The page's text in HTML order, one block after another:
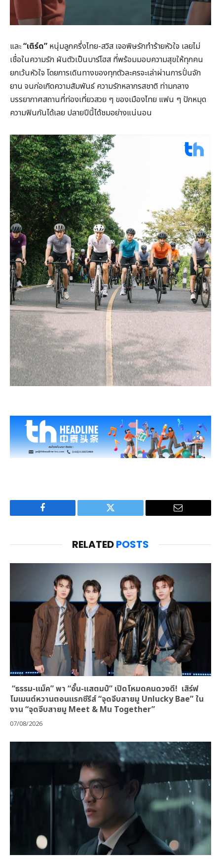
และ“เติร์ด” หนุ่มลูกครึ่งไทย-สวิส เจอพิษรักทำร้ายหัวใจ เลยไม่
เชื่อในความรัก ผันตัวเป็นบาร์โฮส ที่พร้อมมอบความสุขให้ทุกคน
ยกเว้นหัวใจ โดยการเดินทางของทุกตัวละครจะเล่าผ่านการปั่นจัก
ยาน จนก่อเกิดความสัมพันธ์ ความรักหลากรสชาติ ท่ามกลาง
บรรยากาศสถานที่ท่องเที่ยวสวย ๆ ของเมืองไทย แฟน ๆ ปักหมุด
ความฟินกันได้เลย ปลายปีนี้ได้ชมอย่างแน่นอน
Facebook Twitter Email
RELATEDPOSTS
“ธรรม-แม็ค” พา “อั๋น-แสตมป์” เปิดโหมดคนดวงดี! เสิร์ฟ
โมเมนต์หวานตอนแรกซีรีส์ “จุดจีบสายมู Unlucky Bae” ใน
งาน “จุดจีบสายมู Meet & Mu Together”
07/08/2026